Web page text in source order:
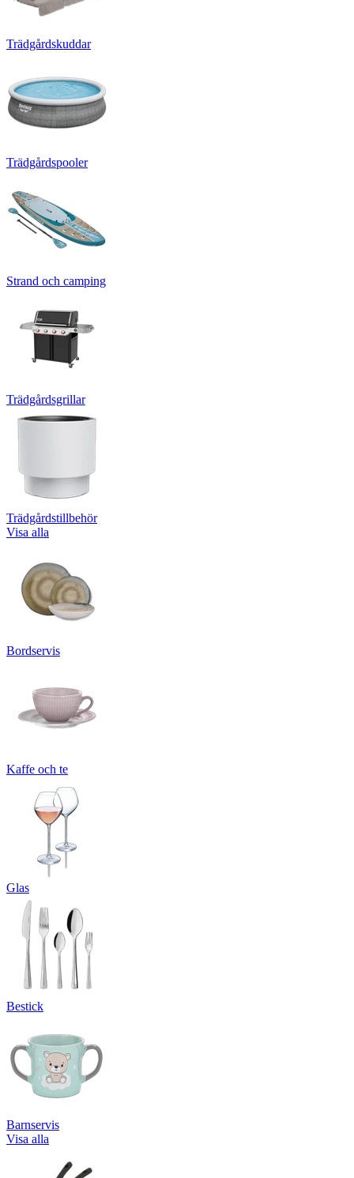
Trädgårdskuddar
Trädgårdspooler
Strand och camping
Trädgårdsgrillar
Trädgårdstillbehör
Visa alla
Bordservis
Kaffe och te
Glas
Bestick
Barnservis
Visa alla